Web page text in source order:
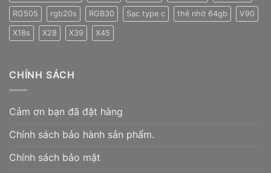
RG505 rgb20s RGB30 Sạc type c thẻ nhớ 64gb V90
X18s X28 X39 X45
CHÍNH SÁCH
Cảm ơn bạn đã đặt hàng
Chính sách bảo hành sản phẩm.
Chính sách bảo mật